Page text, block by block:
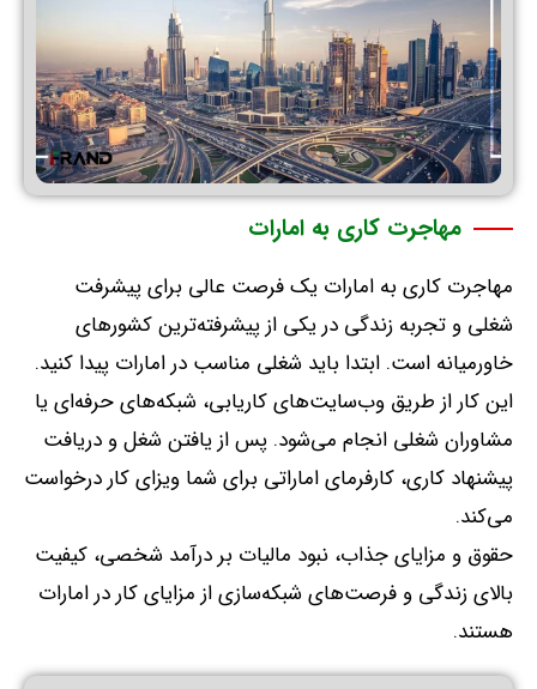
مهاجرت کاری به امارات
مهاجرت کاری به امارات یک فرصت عالی برای پیشرفت
شغلی و تجربه زندگی در یکی از پیشرفته‌ترین کشورهای
خاورمیانه است. ابتدا باید شغلی مناسب در امارات پیدا کنید.
این کار از طریق وب‌سایت‌های کاریابی، شبکه‌های حرفه‌ای یا
مشاوران شغلی انجام می‌شود. پس از یافتن شغل و دریافت
پیشنهاد کاری، کارفرمای اماراتی برای شما ویزای کار درخواست
می‌کند.
حقوق و مزایای جذاب، نبود مالیات بر درآمد شخصی، کیفیت
بالای زندگی و فرصت‌های شبکه‌سازی از مزایای کار در امارات
هستند.